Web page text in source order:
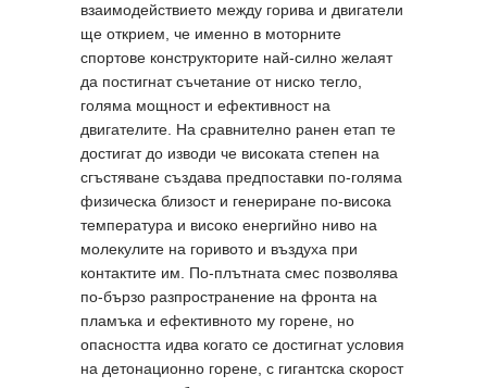
взаимодействието между горива и двигатели
ще открием, че именно в моторните
спортове конструкторите най-силно желаят
да постигнат съчетание от ниско тегло,
голяма мощност и ефективност на
двигателите. На сравнително ранен етап те
достигат до изводи че високата степен на
сгъстяване създава предпоставки по-голяма
физическа близост и генериране по-висока
температура и високо енергийно ниво на
молекулите на горивото и въздуха при
контактите им. По-плътната смес позволява
по-бързо разпространение на фронта на
пламъка и ефективното му горене, но
опасността идва когато се достигнат условия
на детонационно горене, с гигантска скорост